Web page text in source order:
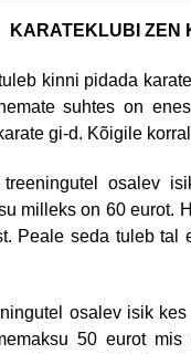
KARATEKLUBI ZEN
kinni pidada
suhtes on
gi-d. Kõigile
treeningutel
milleks on 60 eurot.
Peale seda tuleb
osalev isik
50 eurot